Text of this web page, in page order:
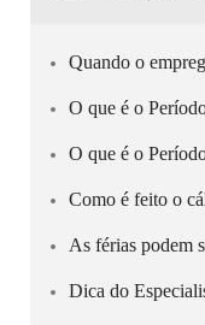
Quando o
O que é o
O que é o
Como é feito o
As férias podem
Dica do